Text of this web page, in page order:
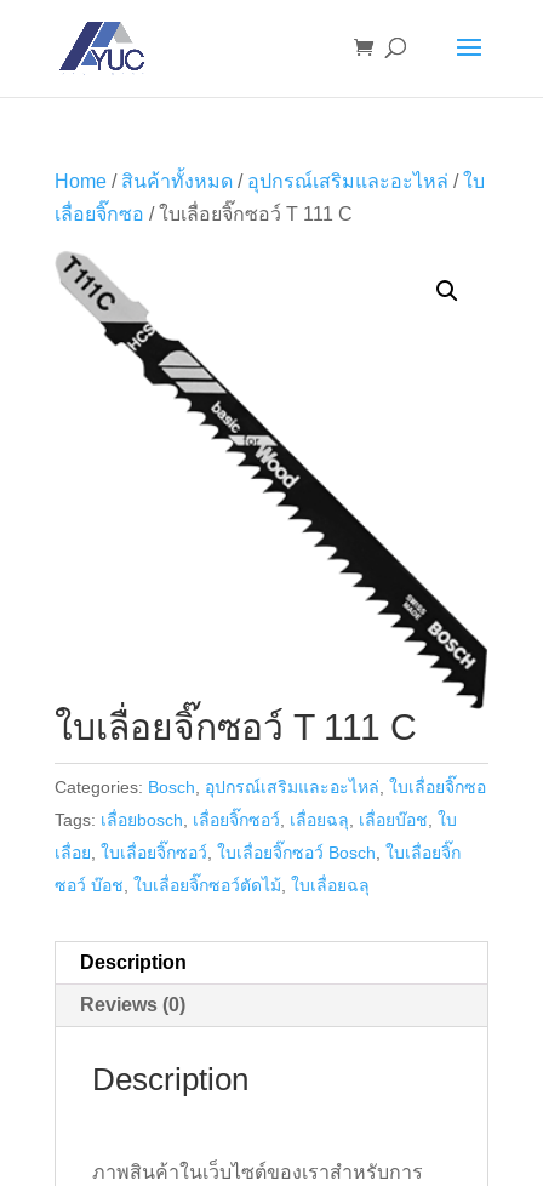
Home/ สินค้าทั้งหมด/ อุปกรณ์เสริมและอะไหล่ /ใบ
เลื่อยจิ๊กซอ / ใบเลื่อยจิ๊กซอว์ T 111 C
ใบเลื่อยจิ๊กซอว์ T 111 C
Categories: Bosch อุปกรณ์เสริมและอะไหล่ ใบเลื่อยจิ๊กซอ
Tags: เลื่อยbosch เลื่อยจิ๊กซอว์ เลื่อยฉลุ เลื่อยบ๊อช ใบ
เลื่อย ใบเลื่อยจิ๊กซอว์ ใบเลื่อยจิ๊กซอว์ Bosch ใบเลื่อยจิ๊ก
ซอว์ บ๊อช ใบเลื่อยจิ๊กซอว์ตัดไม้, ใบเลื่อยฉลุ
Description
Reviews (0)
Description
ภาพสินค้าในเว็บไซต์ของเราสำหรับการ